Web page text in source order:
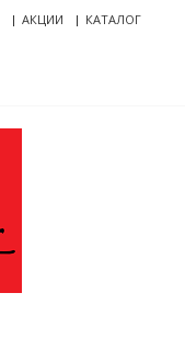
АКЦИИ КАТАЛОГ